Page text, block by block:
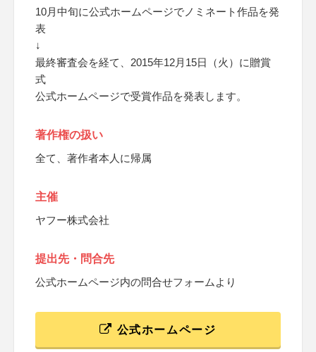
10月中旬に公式ホームページでノミネート作品を発
表
↓
最終審査会を経て、2015年12月15日（火）に贈賞
式
公式ホームページで受賞作品を発表します。
著作権の扱い
全て、著作者本人に帰属
主催
ヤフー株式会社
提出先・問合先
公式ホームページ内の問合せフォームより
公式ホームページ